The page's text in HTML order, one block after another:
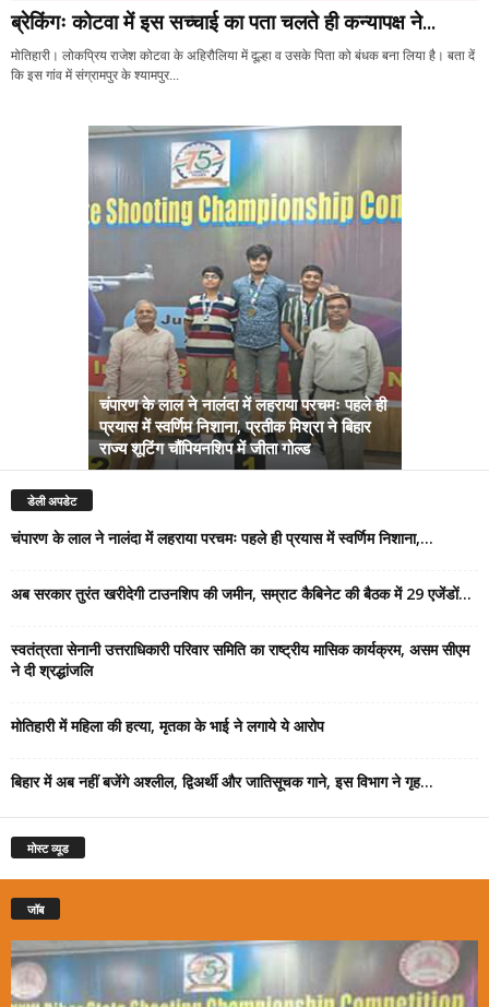
ब्रेकिंगः कोटवा में इस सच्चाई का पता चलते ही कन्यापक्ष ने...
मोतिहारी। लोकप्रिय राजेश कोटवा के अहिरौलिया में दूल्हा व उसके पिता को बंधक बना लिया है। बता दें
कि इस गांव में संग्रामपुर के श्यामपुर...
चंपारण के लाल ने नालंदा में लहराया परचमः पहले ही
प्रयास में स्वर्णिम निशाना, प्रतीक मिश्रा ने बिहार
राज्य शूटिंग चौंपियनशिप में जीता गोल्ड
डेली अपडेट
चंपारण के लाल ने नालंदा में लहराया परचमः पहले ही प्रयास में स्वर्णिम निशाना,...
अब सरकार तुरंत खरीदेगी टाउनशिप की जमीन, सम्राट कैबिनेट की बैठक में 29 एजेंडों...
स्वतंत्रता सेनानी उत्तराधिकारी परिवार समिति का राष्ट्रीय मासिक कार्यक्रम, असम सीएम
ने दी श्रद्धांजलि
मोतिहारी में महिला की हत्या, मृतका के भाई ने लगाये ये आरोप
बिहार में अब नहीं बजेंगे अश्लील, द्विअर्थी और जातिसूचक गाने, इस विभाग ने गृह...
मोस्ट व्यूड
जॉब